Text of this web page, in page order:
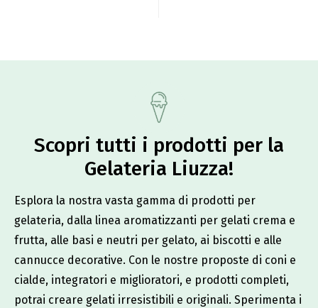
Scopri tutti i prodotti per la
Gelateria Liuzza!​
Esplora la nostra vasta gamma di prodotti per
gelateria, dalla linea aromatizzanti per gelati crema e
frutta, alle basi e neutri per gelato, ai biscotti e alle
cannucce decorative. Con le nostre proposte di coni e
cialde, integratori e miglioratori, e prodotti completi,
potrai creare gelati irresistibili e originali. Sperimenta i